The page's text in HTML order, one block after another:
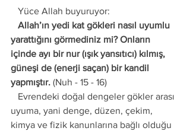
   Yüce Allah buyuruyor:
yarattığını görmediniz mi? Onların
içinde ayı bir nur (ışık yansıtıcı) kılmış,
güneşi de (enerji saçan) bir kandil
yapmıştır. (Nuh - 15 - 16)
uyuma, yani denge, düzen, çekim,
kimya ve fizik kanunlarına bağlı olduğu